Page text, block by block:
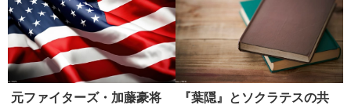
元ファイターズ・加藤豪将
『葉隠』とソクラテスの共